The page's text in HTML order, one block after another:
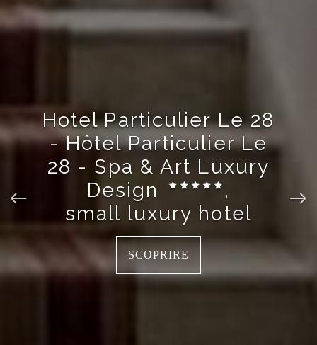
Hotel Particulier Le 28
- Hôtel Particulier Le
28 - Spa & Art Luxury
Design
,
small luxury hotel
SCOPRIRE